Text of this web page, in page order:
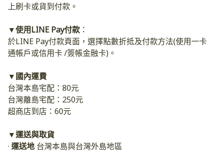
上刷卡或貨到付款。
▼使用LINE Pay付款 ：
於LINE Pay付款頁面，選擇點數折抵及付款方法(使用一卡
通帳戶或信用卡 /簽帳金融卡)。
▼國內運費 ​
台灣本島宅配：80元
台灣離島宅配：250元
超商店到店：60元
▼運送與取貨
· 運送地 台灣本島與台灣外島地區